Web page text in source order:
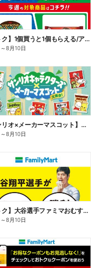
【おトク】1個買うと1個もらえる/アイス
～8月10日
【サンリオ×メーカーマスコット】オリジナルグッズ貰える!
～8月10日
【おトク】大谷選手ファミマおむすび割
～8月10日